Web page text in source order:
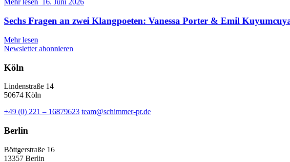
Mehr lesen 16. Juni 2026
Sechs Fragen an zwei Klangpoeten: Vanessa Porter & Emil
Mehr lesen
Newsletter abonnieren
Köln
Lindenstraße 14
50674 Köln
+49 (0) 221 – 16879623 team@schimmer-pr.de
Berlin
Böttgerstraße 16
13357 Berlin